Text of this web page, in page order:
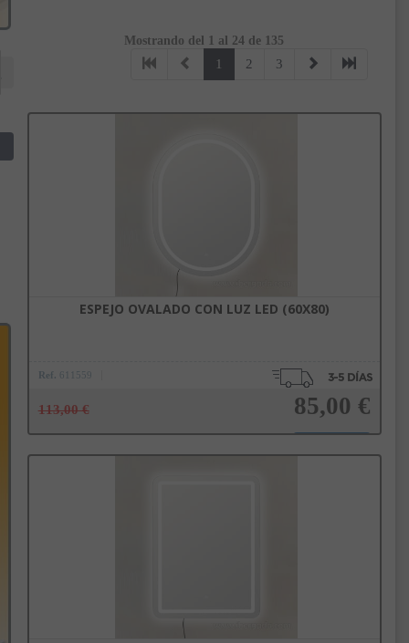
Mostrando del 1 al 24 de 135
1 2 3
ESPEJO OVALADO CON LUZ LED (60X80)
Ref. 611559
113,00 € 85,00 €